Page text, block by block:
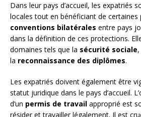
Dans leur pays d’accueil, les expatriés
locales tout en bénéficiant de certaines
conventions bilatérales entre pays
dans la définition de ces protections.
domaines tels que la sécurité sociale
la reconnaissance des diplômes.
Les expatriés doivent également être
statut juridique dans le pays d’accueil.
d’un permis de travail approprié est
résider et travailler légalement. Il est